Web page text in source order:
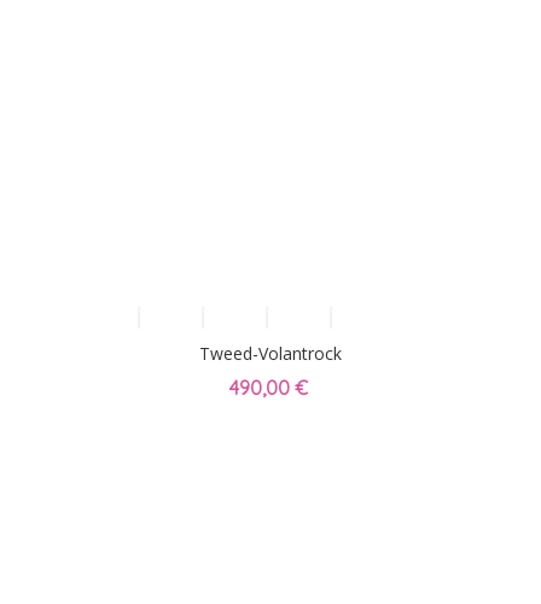
Tweed-Volantrock
490,00 €